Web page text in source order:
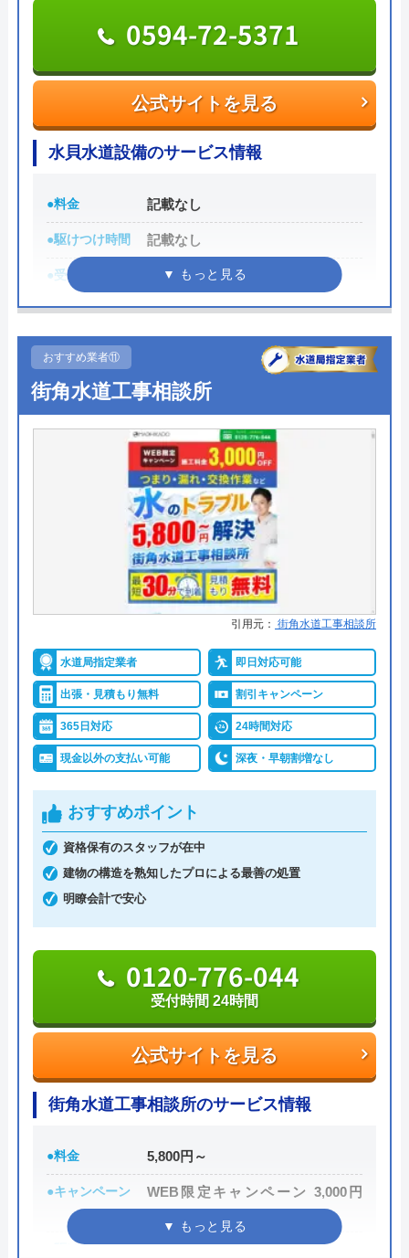
業に入るので安心です。作業料金とは別に事務手数
料として諸経費がかかるので、費用をしっかりと確
各市区から認可を受けている水道局指定工事店であ
り、研修制度や資格取得支援などによるスタッフの
技術品質向上にも力をいれているため安心して作業
0120-511-511
受付時間 24時間
クラシアンの基本情報
今田健治
1991年6月21日創業
〒222-0033
横浜市港北区新横浜3-1-9 アリーナタ
ワー13階
クラシアンのクチコミ on
105件のクチコミ）
※クチコミの内容について
REO
2 か月前
圧洗浄が必要｣と言われましたが、高額で出
せませんでした。仕方なく自分でスッポンを
使い、つまりを除去しました。高圧洗浄が本
当に必要だったのかは、よく分かりませんで
公式サイトを見る
0594-72-5371
水貝水道設備のサービス情報
●料金 記載なし
●駆けつけ時間 記載なし
●受付時間 8:00～17:00
●定休日 日曜日
●累計実績
詳細は公式HPでご確認ください
水貝水道設備がおすすめの理由
水貝は三重県いなべ市を中心に水道修理などを行っ
ている業者です。地域密着ならではのスピード対応
を売りにしており、無料見積りにも対応していま
す。お風呂のシステムバスへのリフォームにも対応
しており、ご利用されるお客様の事を考え、思いや
りのある空間作りをご提案してもらえるそうです。
水回りのトラブルでお困りの方やリフォームを検討
中の方はぜひ一度問い合わせてみてください。
公式サイトを見る
0594-72-5371
水貝水道設備のクチコミ on
5（1件のクチコミ）
※クチコミの内容について
伊藤咲子
8 年前
おすすめ業者⑪
街角水道工事相談所
引用元： 街角水道工事相談所
水道局指定業者 即日対応可能
出張・見積もり無料 割引キャンペーン
365日対応 24時間対応
現金以外の支払い可能 深夜・早朝割増なし
おすすめポイント
資格保有のスタッフが在中
建物の構造を熟知したプロによる最善の処置
明瞭会計で安心
公式サイトを見る
0120-776-044
受付時間 24時間
街角水道工事相談所のサービス情報
●料金 5,800円～
●キャンペーン
WEB限定キャンペーン 3,000円
OFF
●駆けつけ時間 最短30分